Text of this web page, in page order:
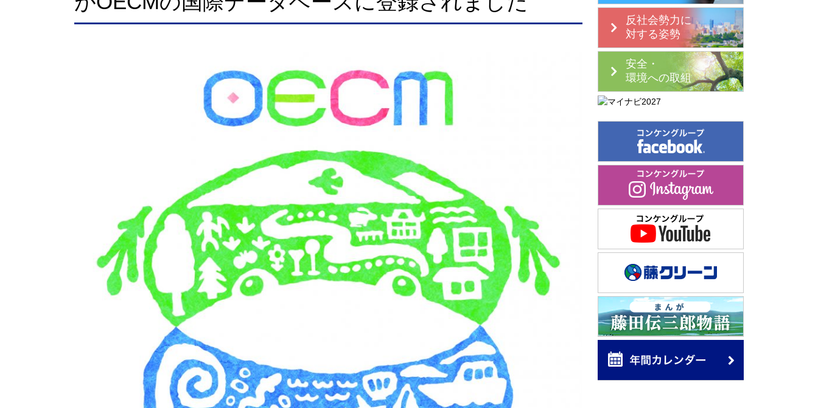
反社会勢力に
対する姿勢
安全・
環境への取組